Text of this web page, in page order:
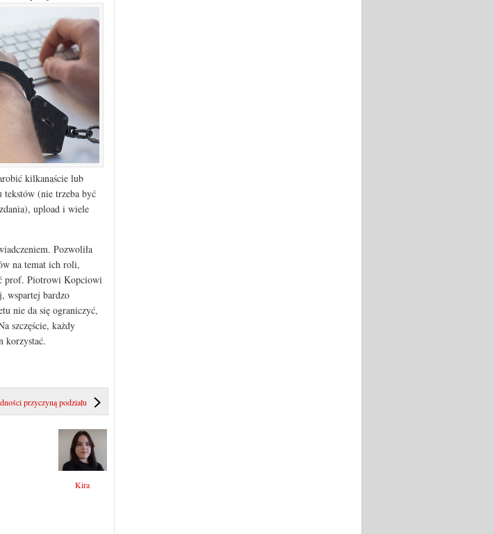
kilkanaście lub
tekstów (nie trzeba być
upload i wiele
Pozwoliła
na temat ich roli,
prof. Piotrowi Kopciowi
wspartej bardzo
nie da się ograniczyć,
szczęście, każdy
korzystać.
przyczyną podziału
Kira